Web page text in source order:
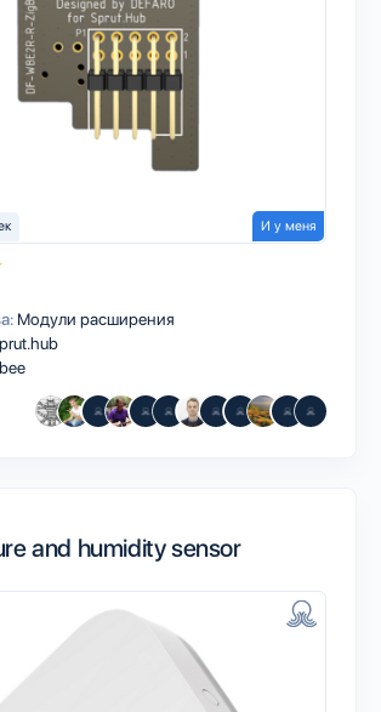
И у меня
Модули расширения
and humidity sensor